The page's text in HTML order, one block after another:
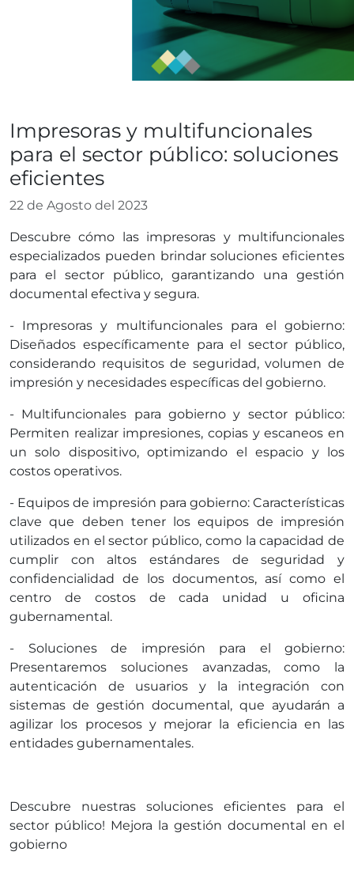
Impresoras y multifuncionales
para el sector público: soluciones
eficientes
22 de Agosto del 2023
Descubre cómo las impresoras y multifuncionales
especializados pueden brindar soluciones eficientes
para el sector público, garantizando una gestión
documental efectiva y segura.
- Impresoras y multifuncionales para el gobierno:
Diseñados específicamente para el sector público,
considerando requisitos de seguridad, volumen de
impresión y necesidades específicas del gobierno.
- Multifuncionales para gobierno y sector público:
Permiten realizar impresiones, copias y escaneos en
un solo dispositivo, optimizando el espacio y los
costos operativos.
- Equipos de impresión para gobierno: Características
clave que deben tener los equipos de impresión
utilizados en el sector público, como la capacidad de
cumplir con altos estándares de seguridad y
confidencialidad de los documentos, así como el
centro de costos de cada unidad u oficina
gubernamental.
- Soluciones de impresión para el gobierno:
Presentaremos soluciones avanzadas, como la
autenticación de usuarios y la integración con
sistemas de gestión documental, que ayudarán a
agilizar los procesos y mejorar la eficiencia en las
entidades gubernamentales.
Descubre nuestras soluciones eficientes para el
sector público! Mejora la gestión documental en el
gobierno